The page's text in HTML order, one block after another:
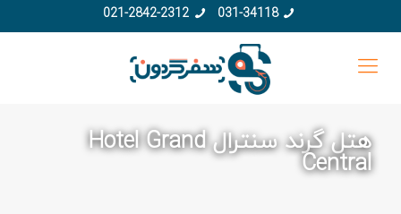
031-34118
021-2842-2312
هتل گرند سنترال Hotel Grand
Central